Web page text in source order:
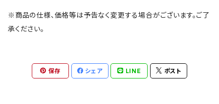
※商品の仕様、価格等は予告なく変更する場合がございます。ご了
承ください。
保存 シェア LINE ポスト